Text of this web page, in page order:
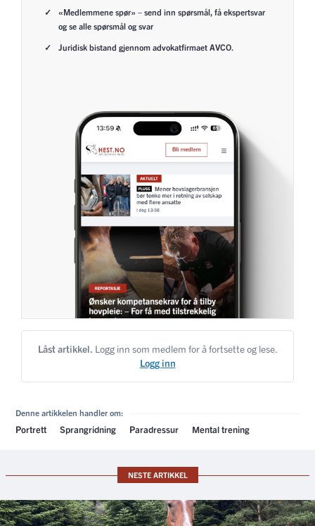
«Medlemmene spør» – send inn spørsmål, få ekspertsvar
og se alle spørsmål og svar
Juridisk bistand gjennom advokatfirmaet AVCO.
Låst artikkel. Logg inn som medlem for å fortsette og lese.
Logg inn
Denne artikkelen handler om:
Portrett Sprangridning Paradressur Mental trening
NESTE ARTIKKEL